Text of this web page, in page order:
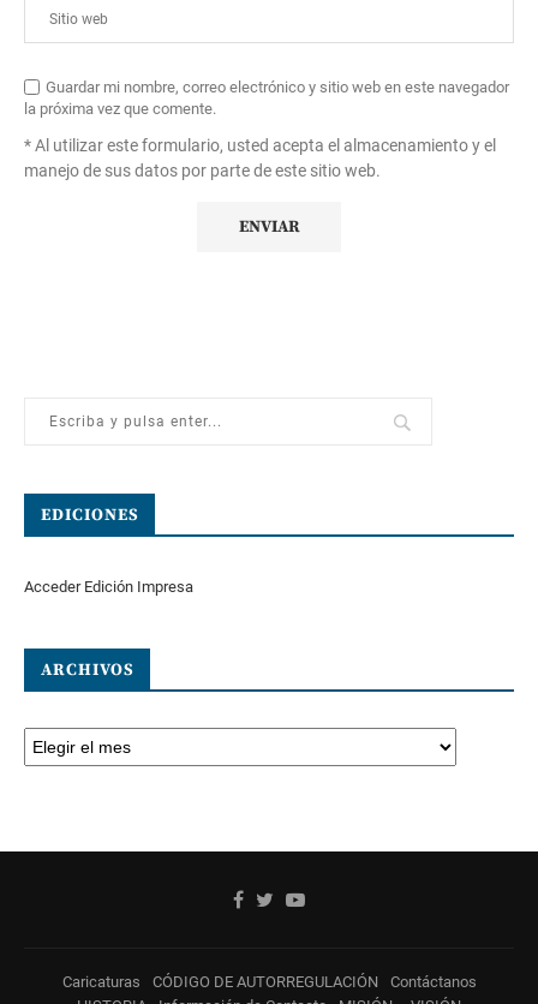
Guardar mi nombre, correo electrónico y sitio web en este navegador
la próxima vez que comente.
* Al utilizar este formulario, usted acepta el almacenamiento y el
manejo de sus datos por parte de este sitio web.
EDICIONES
Acceder Edición Impresa
ARCHIVOS
Caricaturas CÓDIGO DE AUTORREGULACIÓN
Contáctanos